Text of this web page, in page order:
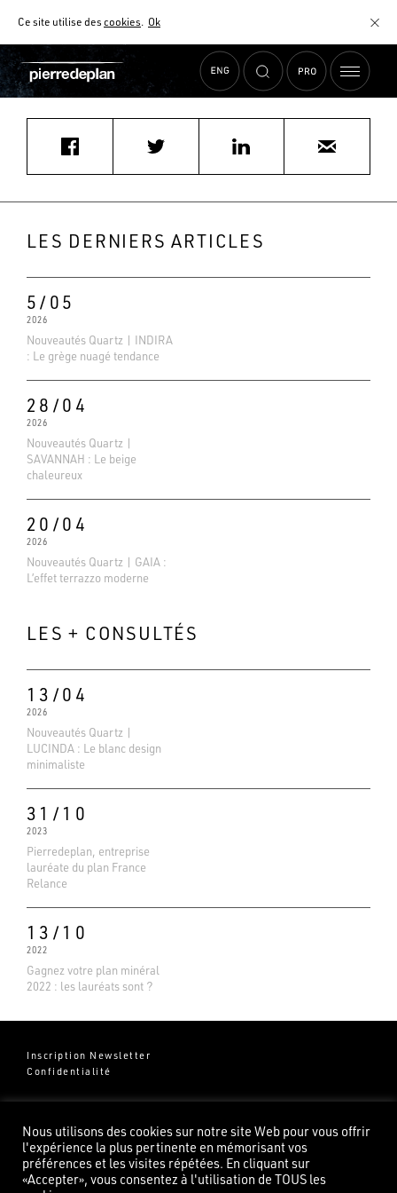
Ce site utilise descookies. Ok
AIDE AU CHOIX
Accueil Actualités michelene76@yahoo.fr
LES DERNIERS ARTICLES
5/05
2026
Nouveautés Quartz | INDIRA
: Le grège nuagé tendance
28/04
2026
Nouveautés Quartz |
SAVANNAH : Le beige
chaleureux
20/04
2026
Nouveautés Quartz | GAIA :
L’effet terrazzo moderne
LES + CONSULTÉS
13/04
2026
Nouveautés Quartz |
LUCINDA : Le blanc design
minimaliste
31/10
2023
Pierredeplan, entreprise
lauréate du plan France
Relance
13/10
2022
Gagnez votre plan minéral
2022 : les lauréats sont ?
Inscription Newsletter
Confidentialité
Groupe Pierredeplan
82100 Castelsarrasin
Basé sur 138 avis
Nous utilisons des cookies sur notre site Web pour vous offrir
l'expérience la plus pertinente en mémorisant vos
préférences et les visites répétées. En cliquant sur
«Accepter», vous consentez à l'utilisation de TOUS les